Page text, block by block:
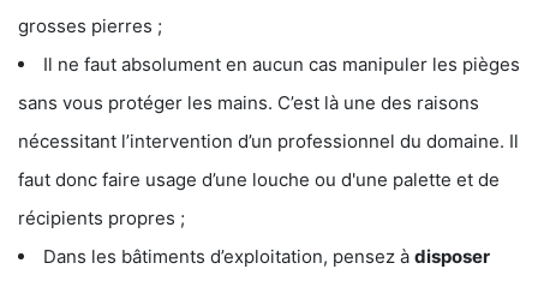
grosses pierres ;
Il ne faut absolument en aucun cas manipuler les pièges
sans vous protéger les mains. C’est là une des raisons
nécessitant l’intervention d’un professionnel du domaine. Il
faut donc faire usage d’une louche ou d'une palette et de
récipients propres ;
Dans les bâtiments d’exploitation, pensez à disposer